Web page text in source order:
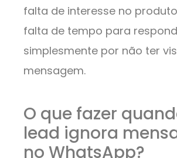
falta de interesse no
falta de tempo para
simplesmente por não ter
mensagem.
O que fazer
lead ignora
no WhatsApp?